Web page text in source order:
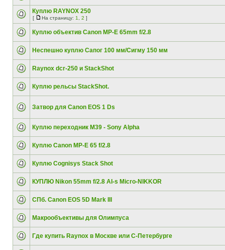
Куплю RAYNOX 250
[ На страницу: 1 2 ]
Куплю объектив Canon MP-E 65mm f/2.8
Неспешно куплю Сапог 100 мм/Сигму 150 мм
Raynox dcr-250 и StackShot
Куплю рельсы StackShot.
Затвор для Canon EOS 1 Ds
Куплю переходник M39 - Sony Alpha
Куплю Canon MP-E 65 f/2.8
Куплю Cognisys Stack Shot
КУПЛЮ Nikon 55mm f/2.8 AI-s Micro-NIKKOR
СПб. Canon EOS 5D Mark III
Макрообъективы для Олимпуса
Где купить Raynox в Москве или С-Петербурге